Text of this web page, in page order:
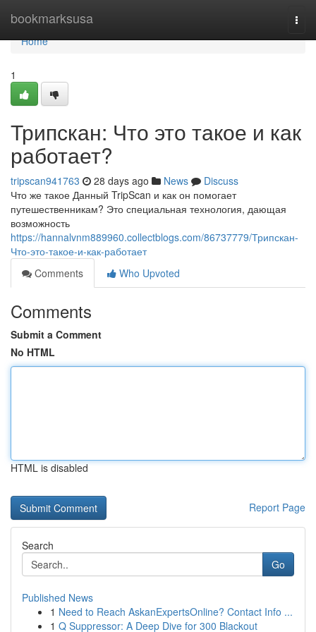
bookmarksusa
Home
Home
1
Трипскан: Что это такое и как
работает?
tripscan941763 28 days ago News
Discuss
Что же такое Данный TripScan и как он помогает
путешественникам? Это специальная технология, дающая
возможность
https://hannalvnm889960.collectblogs.com/86737779/Трипскан-
Что-это-такое-и-как-работает
Comments
Who Upvoted
Comments
Submit a Comment
No HTML
HTML is disabled
Report Page
Search
Go
Published News
1 Need to Reach AskanExpertsOnline? Contact Info ...
1 Q Suppressor: A Deep Dive for 300 Blackout